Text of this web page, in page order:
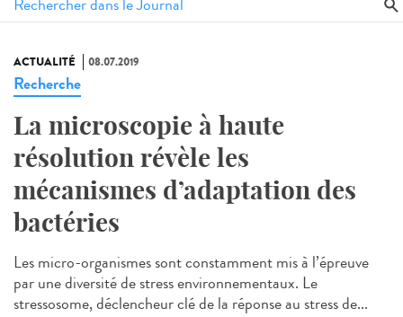
ACTUALITÉ 08.07.2019
Recherche
La microscopie à haute
résolution révèle les
mécanismes d’adaptation des
bactéries
Les micro-organismes sont constamment mis à l’épreuve
par une diversité de stress environnementaux. Le
stressosome, déclencheur clé de la réponse au stress de...